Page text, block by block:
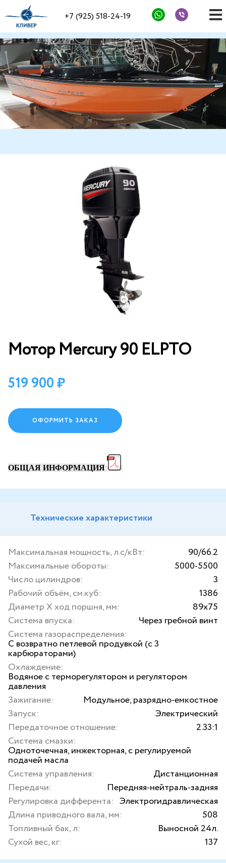
+7 (925) 518-24-19
Мотор Mercury 90 ELPTO
519 900
ОФОРМИТЬ ЗАКАЗ
ОБЩАЯ ИНФОРМАЦИЯ
Технические характеристики
Максимальная мощность, л.с/кВт:
90/66.2
Максимальные обороты:
5000-5500
Число цилиндров:
3
Рабочий объём, см.куб:
1386
Диаметр Х ход поршня, мм:
89x75
Система впуска:
Через гребной винт
Система газораспределения:
С возвратно петлевой продувкой (с 3
карбюраторами)
Охлаждение:
Водяное с терморегулятором и регулятором
давления
Зажигание:
Модульное, разрядно-емкостное
Запуск:
Электрический
Передаточное отношение:
2.33:1
Система смазки:
Одноточечная, инжекторная, с регулируемой
подачей масла
Система управления:
Дистанционная
Передачи:
Передняя-нейтраль-задняя
Регулировка дифферента: Электрогидравлическая
Длина приводного вала, мм:
508
Топливный бак, л:
Выносной 24л.
Сухой вес, кг:
137